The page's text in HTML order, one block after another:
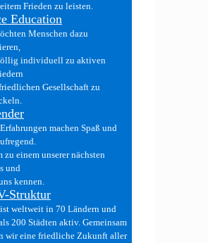
Frieden zu leisten.
Education
Menschen dazu
individuell zu aktiven
Gesellschaft zu
machen Spaß und
zu einem unserer nächsten
und
kennen.
Struktur
weltweit in 70 Ländern und
200 Städten aktiv. Gemeinsam
wir eine friedliche Zukunft aller